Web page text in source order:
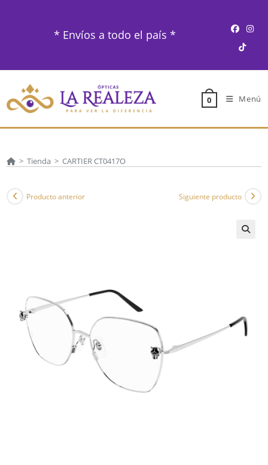
* Envíos a todo el país *
0 Menú
> Tienda > CARTIER CT0417O
Producto anterior Siguiente producto